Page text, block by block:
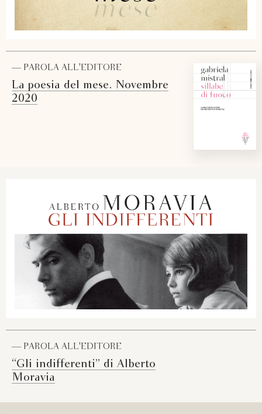
— PAROLA ALL'EDITORE
La poesia del mese. Novembre
2020
— PAROLA ALL'EDITORE
“Gli indifferenti” di Alberto
Moravia